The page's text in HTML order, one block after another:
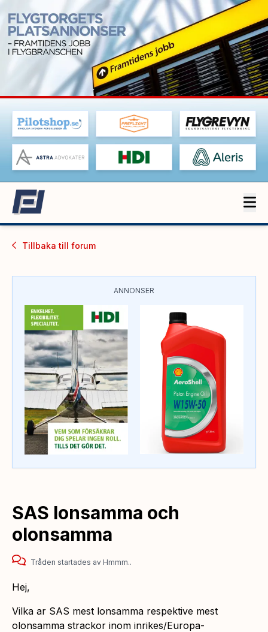
Tillbaka till forum
ANNONSER
SAS lonsamma och
olonsamma
Tråden startades av Hmmm..
Hej,
Vilka ar SAS mest lonsamma respektive mest
olonsamma strackor inom inrikes/Europa-